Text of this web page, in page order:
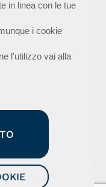
in linea con le tue
i cookie
l'utilizzo vai alla